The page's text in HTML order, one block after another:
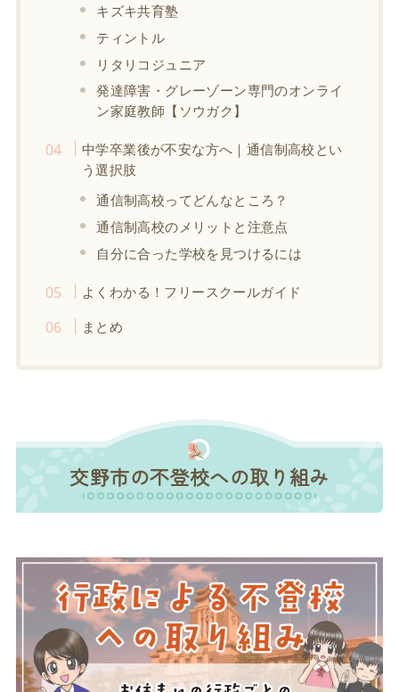
キズキ共育塾
ティントル
リタリコジュニア
発達障害・グレーゾーン専門のオンライ
ン家庭教師【ソウガク】
中学卒業後が不安な方へ｜通信制高校とい
う選択肢
通信制高校ってどんなところ？
通信制高校のメリットと注意点
自分に合った学校を見つけるには
よくわかる！フリースクールガイド
まとめ
交野市の不登校への取り組み